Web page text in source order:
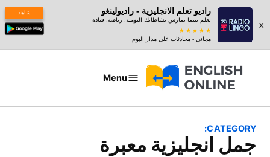
x
راديو تعلم الانجليزية - راديولينغو
تعلم بينما تمارس نشاطاتك اليومية, رياضة, قيادة
مجاني - محادثات على مدار اليوم
شاهد
عبارات
Menu
CATEGORY:
جمل انجليزية معبرة